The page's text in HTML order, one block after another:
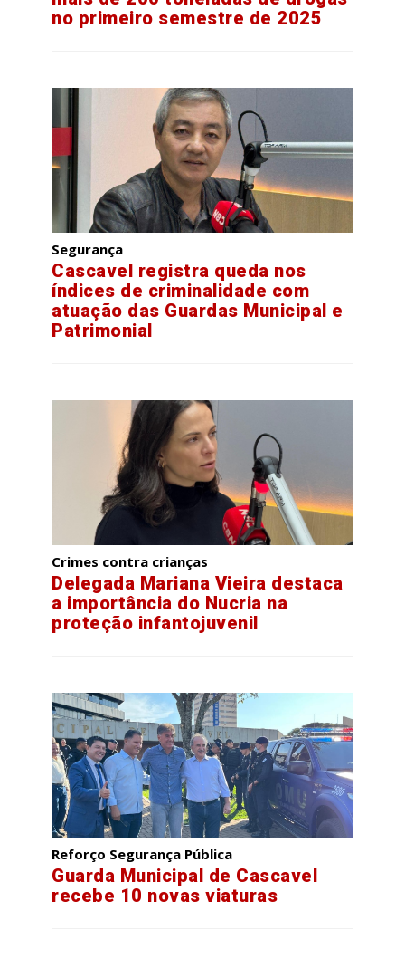
no primeiro semestre de 2025
Segurança
Cascavel registra queda nos
índices de criminalidade com
atuação das Guardas Municipal e
Patrimonial
Crimes contra crianças
Delegada Mariana Vieira destaca
a importância do Nucria na
proteção infantojuvenil
Reforço Segurança Pública
Guarda Municipal de Cascavel
recebe 10 novas viaturas